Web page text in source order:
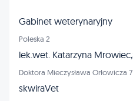
Gabinet weterynaryjny
Poleska 2
Doktora Mieczysława Orłowicza 7
skwiraVet